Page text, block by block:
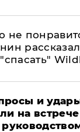
не
и
на встрече